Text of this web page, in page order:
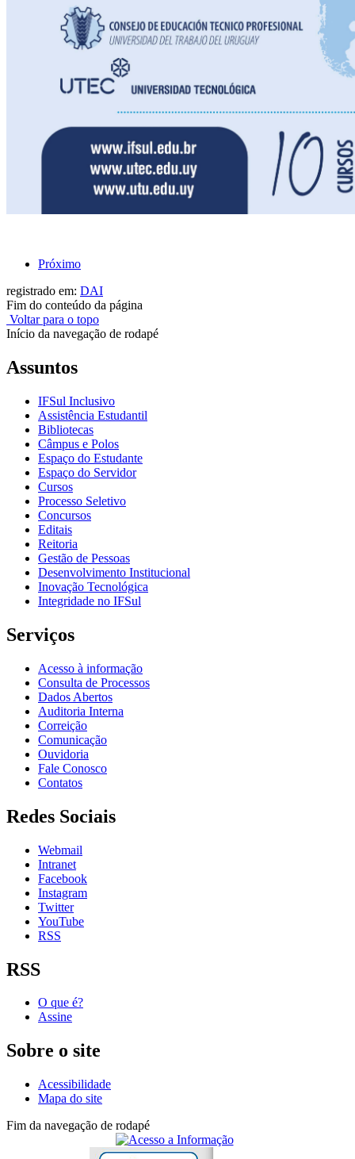
Próximo
registrado em: DAI
Fim do conteúdo da página
Voltar para o topo
Início da navegação de rodapé
Assuntos
IFSul Inclusivo
Assistência Estudantil
Bibliotecas
Câmpus e Polos
Espaço do Estudante
Espaço do Servidor
Cursos
Processo Seletivo
Concursos
Editais
Reitoria
Gestão de Pessoas
Desenvolvimento Institucional
Inovação Tecnológica
Integridade no IFSul
Serviços
Acesso à informação
Consulta de Processos
Dados Abertos
Auditoria Interna
Correição
Comunicação
Ouvidoria
Fale Conosco
Contatos
Redes Sociais
Webmail
Intranet
Facebook
Instagram
Twitter
YouTube
RSS
RSS
O que é?
Assine
Sobre o site
Acessibilidade
Mapa do site
Fim da navegação de rodapé